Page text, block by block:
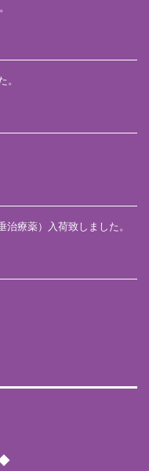
。
療薬）入荷致しました。
◆